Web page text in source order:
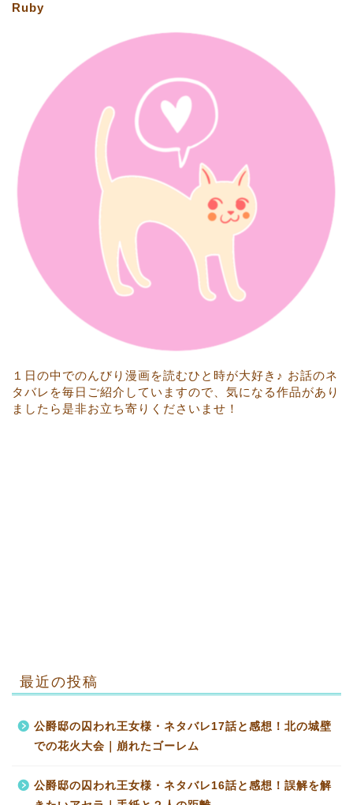
Ruby
１日の中でのんびり漫画を読むひと時が大好き♪ お話のネ
タバレを毎日ご紹介していますので、気になる作品があり
ましたら是非お立ち寄りくださいませ！
最近の投稿
公爵邸の囚われ王女様・ネタバレ17話と感想！北の城壁
での花火大会｜崩れたゴーレム
公爵邸の囚われ王女様・ネタバレ16話と感想！誤解を解